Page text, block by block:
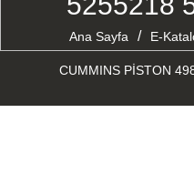
Ana Sayfa / E-
CUMMINS PİSTON